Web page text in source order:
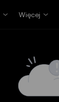
Więcej